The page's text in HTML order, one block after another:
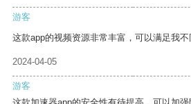
游客
这款app的视频资源非常丰富，可以满足我不
2024-04-05
游客